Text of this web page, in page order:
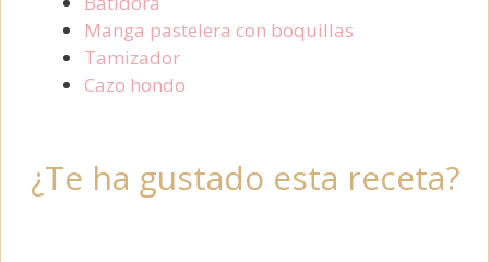
Manga pastelera con boquillas
Tamizador
Cazo hondo
¿Te ha gustado esta receta?